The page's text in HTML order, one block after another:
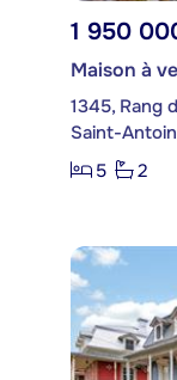
1 950
Maison à
1345, Rang
Saint-
5
2